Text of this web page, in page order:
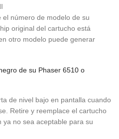
número de modelo de su
original del cartucho está
otro modelo puede generar
de su Phaser 6510 o
de nivel bajo en pantalla cuando
Retire y reemplace el cartucho
ya no sea aceptable para su